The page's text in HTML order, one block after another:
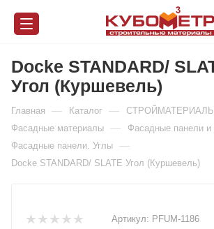
Docke STANDARD/
Угол (Куршевель)
Главная — Каталог — СТРОЙМАТЕРИАЛЫ
Фасадные материалы — Фасадные панели и
Фасадные панели. Углы —
Docke STANDARD/ SLATE Угол (Куршевель)
Артикул: PFUM-1186